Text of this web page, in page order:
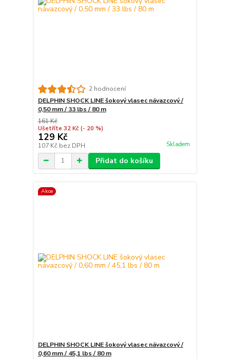
2 hodnocení
DELPHIN SHOCK LINE šokový vlasec návazcový /
0,50 mm / 33 lbs / 80 m
161 Kč
Ušetříte 32 Kč (- 20 %)
129 Kč
107 Kč bez DPH Skladem
Přidat do košíku
Akce
DELPHIN SHOCK LINE šokový vlasec návazcový /
0,60 mm / 45,1 lbs / 80 m